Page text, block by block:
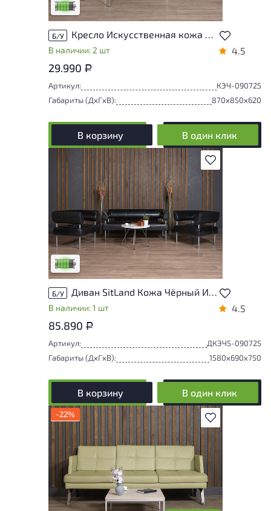
Низкая степень износа
Б/У Кресло Искусственная кожа Чёрный Германия
В наличии: 2 шт 4.5
29.990 Р
Артикул:
КЭЧ-090725
Габариты (ДxГxВ):
870x850x620
В корзину В один клик
В избранное
У товара присутствуют незначительные
следы эксплуатации, не влияющие на
удобство его использования
Низкая степень износа
Б/У Диван SitLand Кожа Чёрный Италия
В наличии: 1 шт 4.5
85.890 Р
Артикул:
ДКЭЧ5-090725
Габариты (ДxГxВ):
1580x690x750
В корзину В один клик
В избранное
-22%
У товара присутствуют незначительные
следы эксплуатации, не влияющие на
удобство его использования